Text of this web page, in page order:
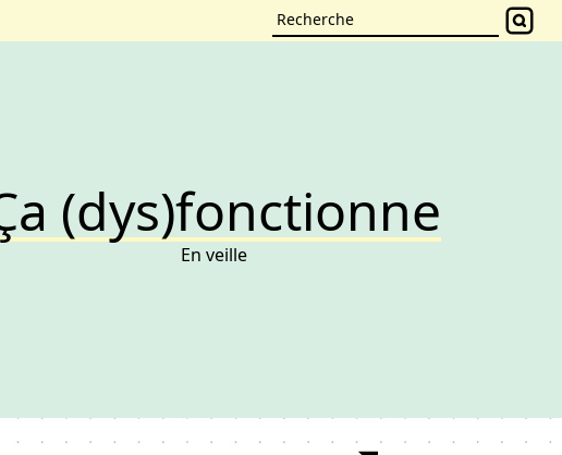
(dys)fonctionne
En veille